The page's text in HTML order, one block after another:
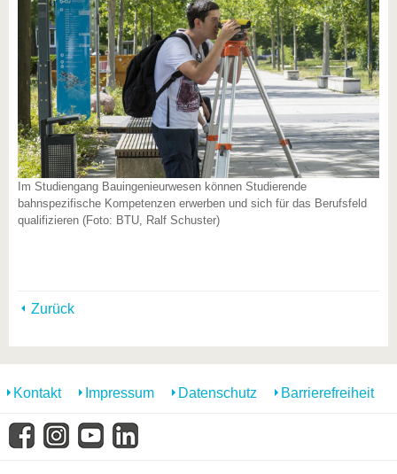
Im Studiengang Bauingenieurwesen können Studierende
bahnspezifische Kompetenzen erwerben und sich für das Berufsfeld
qualifizieren (Foto: BTU, Ralf Schuster)
Zurück
Kontakt Impressum Datenschutz Barrierefreiheit